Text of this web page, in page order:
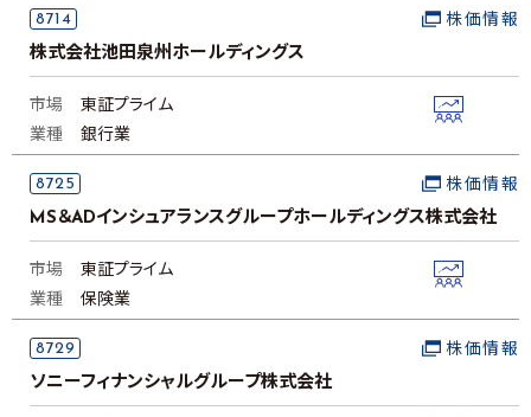
8714
株式会社池田泉州ホールディングス
株価情報
市場
東証プライム
業種
銀行業
8725
MS＆ADインシュアランスグループホールディングス株式会社
株価情報
市場
東証プライム
業種
保険業
8729
ソニーフィナンシャルグループ株式会社
株価情報